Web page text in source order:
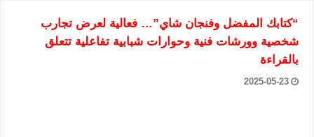
“كتابك المفضل وفنجان شاي”‏… فعالية لعرض تجارب
شخصية وورشات فنية ‏وحوارات شبابية تفاعلية تتعلق
‏بالقراءة
2025-05-23